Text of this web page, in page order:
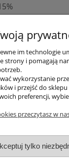
płacisz
GLS
DPD
im technologie
strony i pomagają
wykorzystanie
i przejść do
preferencji,
przeczytasz w
tylko